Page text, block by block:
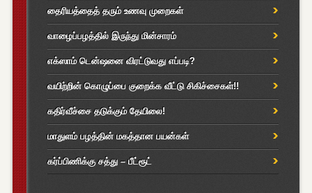
தைரியத்தைத் தரும் உணவு முறைகள்
வாழைப்பழத்தில் இருந்து மின்சாரம்
எக்ஸாம் டென்ஷனை விரட்டுவது எப்படி?
வயிற்றின் கொழுப்பை குறைக்க வீட்டு சிகிச்சைகள்!!
கதிர்வீச்சை தடுக்கும் தேயிலை!
மாதுளம் பழத்தின் மகத்தான பயன்கள்
கர்ப்பிணிக்கு சத்து – பீட்ரூட்